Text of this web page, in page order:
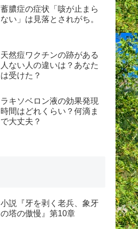
蓄膿症の症状「咳が止まら
ない」は見落とされがち。
天然痘ワクチンの跡がある
人ない人の違いは？あなた
は受けた？
ラキソベロン液の効果発現
時間はどれくらい？何滴ま
で大丈夫？
小説『牙を剥く老兵、象牙
の塔の傲慢』第10章